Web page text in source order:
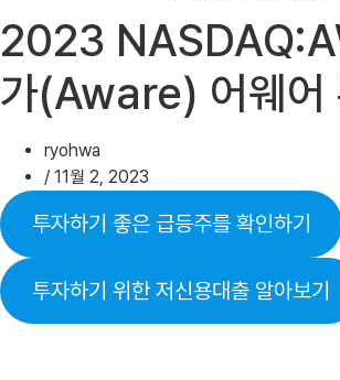
2023
가(Aware) 어웨어
ryohwa
/ 11월 2, 2023
투자하기 좋은 급등주를 확인하기
투자하기 위한 저신용대출 알아보기